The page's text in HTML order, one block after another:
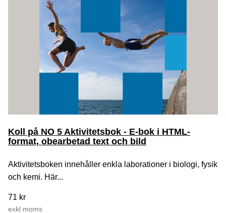
Koll på NO 5 Aktivitetsbok - E-bok i HTML-
format, obearbetad text och bild
Aktivitetsboken innehåller enkla laborationer i biologi, fysik
och kemi. Här...
71 kr
exkl moms